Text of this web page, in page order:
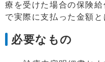
療を受けた場合の保険
で実際に支払った金額
必要なもの